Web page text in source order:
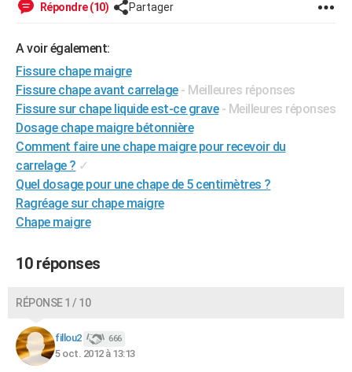
Alimentation
Guide de la santé
Maladies
Médicaments
Sommeil
VOYAGE
PHOTO
GUIDES D'ACHAT
BONS PLANS
CARTE DE VOEUX
Carte de Noël
Carte Bonne année
Carte Saint-Valentin
Carte Pâques
Carte d'anniversaire
DICTIONNAIRE
Dictionnaire
Biographies
Citations
Expressions
Proverbes
PROGRAMME TV
S'inscrire
Se connecter
Lycées
Collèges
Primaires
Universités
Entreprises
Service militaire
Avis de recherche
AVIS DE DÉCÈS
FORUM
Bricolage
Lifestyle
Culture
Sport
Auto
Television
Voyage
Cinema
Répondre (10) Partager
A voir également:
Fissure chape maigre
Fissure chape avant carrelage - Meilleures réponses
Fissure sur chape liquide est-ce grave - Meilleures réponses
Dosage chape maigre bétonnière
Comment faire une chape maigre pour recevoir du
carrelage ? ✓
Quel dosage pour une chape de 5 centimètres ?
Ragréage sur chape maigre
Chape maigre
10 réponses
RÉPONSE 1 / 10
fillou2 666
5 oct. 2012 à 13:13